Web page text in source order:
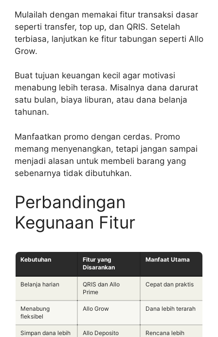
Mulailah dengan memakai fitur transaksi dasar
seperti transfer, top up, dan QRIS. Setelah
terbiasa, lanjutkan ke fitur tabungan seperti Allo
Grow.
Buat tujuan keuangan kecil agar motivasi
menabung lebih terasa. Misalnya dana darurat
satu bulan, biaya liburan, atau dana belanja
tahunan.
Manfaatkan promo dengan cerdas. Promo
memang menyenangkan, tetapi jangan sampai
menjadi alasan untuk membeli barang yang
sebenarnya tidak dibutuhkan.
Perbandingan
Kegunaan Fitur
Kebutuhan
Fitur yang
Disarankan
Manfaat Utama
Belanja harian
QRIS dan Allo
Prime
Cepat dan praktis
Menabung
fleksibel
Allo Grow Dana lebih terarah
Simpan dana lebih Allo Deposito Rencana lebih